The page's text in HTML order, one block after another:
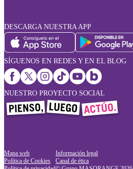
DESCARGA NUESTRA APP
SÍGUENOS EN REDES Y EN EL BLOG
NUESTRO PROYECTO SOCIAL
Mapa web
Política de Cookies
Información legal
Canal de ética